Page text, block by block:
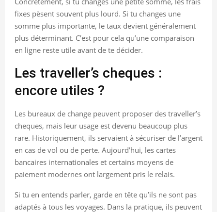
fixes pèsent souvent plus lourd. Si tu changes une
somme plus importante, le taux devient généralement
plus déterminant. C’est pour cela qu’une comparaison
en ligne reste utile avant de te décider.
Les traveller’s cheques :
encore utiles ?
Les bureaux de change peuvent proposer des traveller’s
cheques, mais leur usage est devenu beaucoup plus
rare. Historiquement, ils servaient à sécuriser de l’argent
en cas de vol ou de perte. Aujourd’hui, les cartes
bancaires internationales et certains moyens de
paiement modernes ont largement pris le relais.
Si tu en entends parler, garde en tête qu’ils ne sont pas
adaptés à tous les voyages. Dans la pratique, ils peuvent